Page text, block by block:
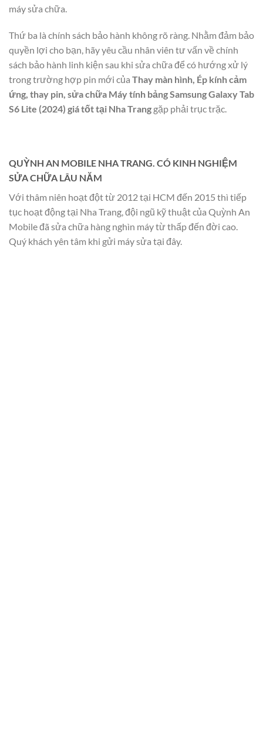
máy sửa chữa.
Thứ ba là chính sách bảo hành không rõ ràng. Nhằm đảm bảo
quyền lợi cho bạn, hãy yêu cầu nhân viên tư vấn về chính
sách bảo hành linh kiện sau khi sửa chữa để có hướng xử lý
trong trường hợp pin mới của Thay màn hình, Ép kính cảm
ứng, thay pin, sửa chữa Máy tính bảng Samsung Galaxy Tab
S6 Lite (2024) giá tốt tại Nha Trang gặp phải trục trặc.
QUỲNH AN MOBILE NHA TRANG. CÓ KINH NGHIỆM
SỬA CHỮA LÂU NĂM
Với thâm niên hoạt đột từ 2012 tại HCM đến 2015 thì tiếp
tục hoạt động tại Nha Trang, đội ngũ kỹ thuật của Quỳnh An
Mobile đã sửa chữa hàng nghìn máy từ thấp đến đời cao.
Quý khách yên tâm khi gửi máy sửa tại đây.